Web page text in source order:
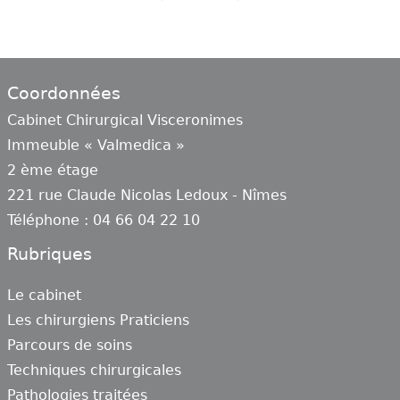
Coordonnées
Cabinet Chirurgical Visceronimes
Immeuble « Valmedica »
2 ème étage
221 rue Claude Nicolas Ledoux - Nîmes
Téléphone : 04 66 04 22 10
Rubriques
Le cabinet
Les chirurgiens Praticiens
Parcours de soins
Techniques chirurgicales
Pathologies traitées